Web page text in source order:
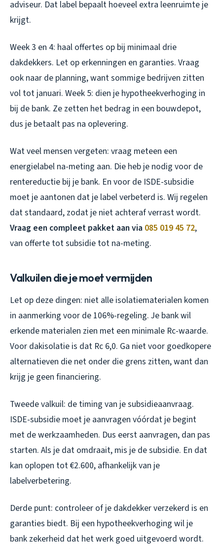
adviseur. Dat label bepaalt hoeveel extra leenruimte je
krijgt.
Week 3 en 4: haal offertes op bij minimaal drie
dakdekkers. Let op erkenningen en garanties. Vraag
ook naar de planning, want sommige bedrijven zitten
vol tot januari. Week 5: dien je hypotheekverhoging in
bij de bank. Ze zetten het bedrag in een bouwdepot,
dus je betaalt pas na oplevering.
Wat veel mensen vergeten: vraag meteen een
energielabel na-meting aan. Die heb je nodig voor de
rentereductie bij je bank. En voor de ISDE-subsidie
moet je aantonen dat je label verbeterd is. Wij regelen
dat standaard, zodat je niet achteraf verrast wordt.
Vraag een compleet pakket aan via 085 019 45 72,
van offerte tot subsidie tot na-meting.
Valkuilen die je moet vermijden
Let op deze dingen: niet alle isolatiematerialen komen
in aanmerking voor de 106%-regeling. Je bank wil
erkende materialen zien met een minimale Rc-waarde.
Voor dakisolatie is dat Rc 6,0. Ga niet voor goedkopere
alternatieven die net onder die grens zitten, want dan
krijg je geen financiering.
Tweede valkuil: de timing van je subsidieaanvraag.
ISDE-subsidie moet je aanvragen vóórdat je begint
met de werkzaamheden. Dus eerst aanvragen, dan pas
starten. Als je dat omdraait, mis je de subsidie. En dat
kan oplopen tot €2.600, afhankelijk van je
labelverbetering.
Derde punt: controleer of je dakdekker verzekerd is en
garanties biedt. Bij een hypotheekverhoging wil je
bank zekerheid dat het werk goed uitgevoerd wordt.